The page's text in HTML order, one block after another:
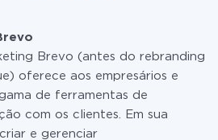
Brevo (antes do rebranding
oferece aos empresários e
de ferramentas de
com os clientes. Em sua
e gerenciar